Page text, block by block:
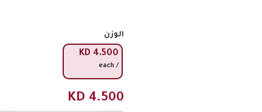
الوزن
KD 4.500
/ each
KD 4.500